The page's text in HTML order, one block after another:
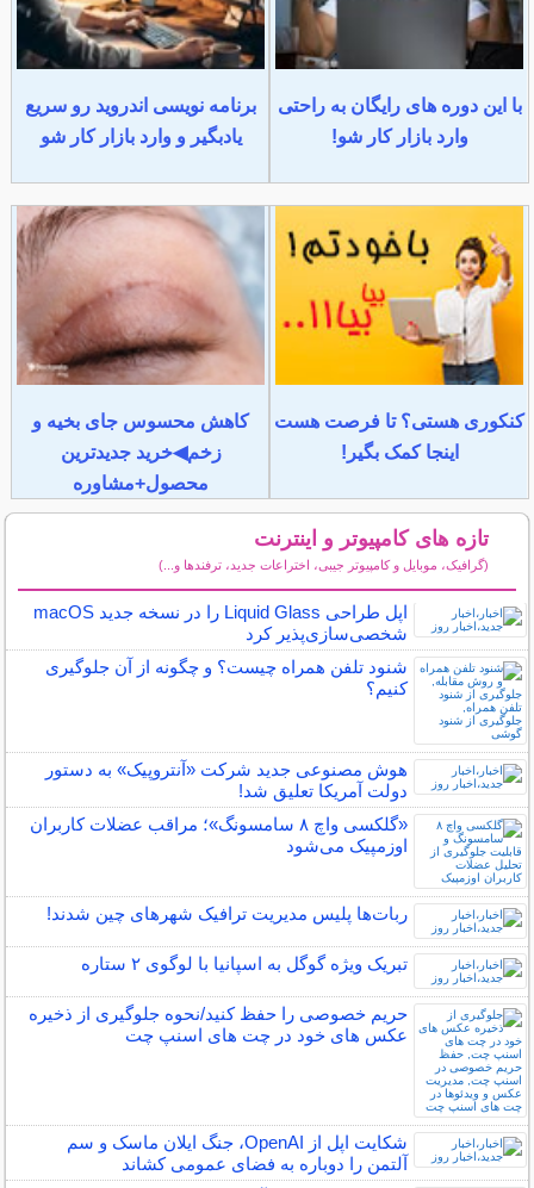
با این دوره های رایگان به راحتی
وارد بازار کار شو!
برنامه نویسی اندروید رو سریع
یادبگیر و وارد بازار کار شو
کنکوری هستی؟ تا فرصت هست
اینجا کمک بگیر!
کاهش محسوس جای بخیه و
زخم◀خرید جدیدترین
محصول+مشاوره
تازه های کامپیوتر و اینترنت
(گرافیک، موبایل و کامپیوتر جیبی، اختراعات جدید، ترفندها و...)
اپل طراحی Liquid Glass را در نسخه جدید macOS
شخصی‌سازی‌پذیر کرد
شنود تلفن همراه چیست؟ و چگونه از آن جلوگیری
کنیم؟
هوش مصنوعی جدید شرکت «آنتروپیک» به دستور
دولت آمریکا تعلیق شد!
«گلکسی واچ ۸ سامسونگ»؛ مراقب عضلات کاربران
اوزمپیک می‌شود
ربات‌ها پلیس مدیریت ترافیک شهرهای چین شدند!
تبریک ویژه گوگل به اسپانیا با لوگوی ۲ ستاره
حریم خصوصی را حفظ کنید/نحوه جلوگیری از ذخیره
عکس های خود در چت های اسنپ چت
شکایت اپل از OpenAI، جنگ ایلان ماسک و سم
آلتمن را دوباره به فضای عمومی کشاند